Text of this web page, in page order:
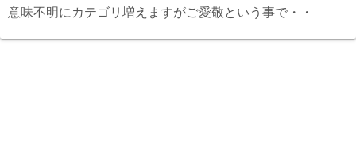
意味不明にカテゴリ増えますがご愛敬という事で・・